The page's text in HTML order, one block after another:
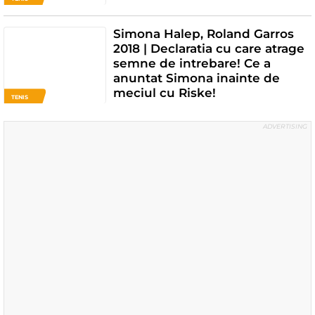
TENIS
Simona Halep, Roland Garros
2018 | Declaratia cu care atrage
semne de intrebare! Ce a
anuntat Simona inainte de
meciul cu Riske!